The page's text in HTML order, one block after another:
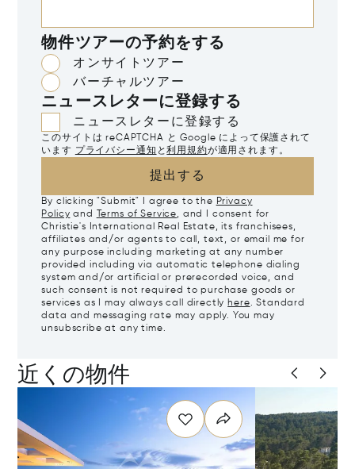
物件ツアーの予約をする
オンサイトツアー
バーチャルツアー
ニュースレターに登録する
ニュースレターに登録する
このサイトは reCAPTCHA と Google によって保護されて
います プライバシー通知 と利用規約が適用されます。
提出する
By clicking "Submit" I agree to the Privacy
Policy and Terms of Service, and I consent for
Christie's International Real Estate, its franchisees,
affiliates and/or agents to call, text, or email me for
any purpose including marketing at any number
provided including via automatic telephone dialing
system and/or artificial or prerecorded voice, and
such consent is not required to purchase goods or
services as I may always call directly here. Standard
data and messaging rate may apply. You may
unsubscribe at any time.
近くの物件